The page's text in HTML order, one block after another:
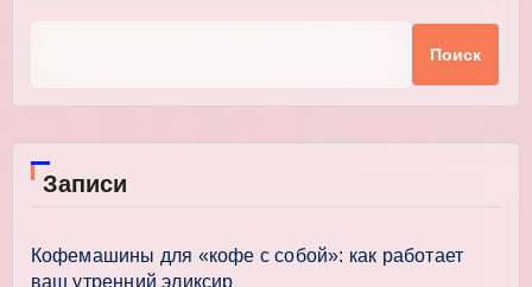
Поиск
Записи
Кофемашины для «кофе с собой»: как работает
ваш утренний эликсир